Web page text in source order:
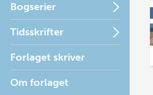
Bogserier
Tidsskrifter
Forlaget skriver
Om forlaget